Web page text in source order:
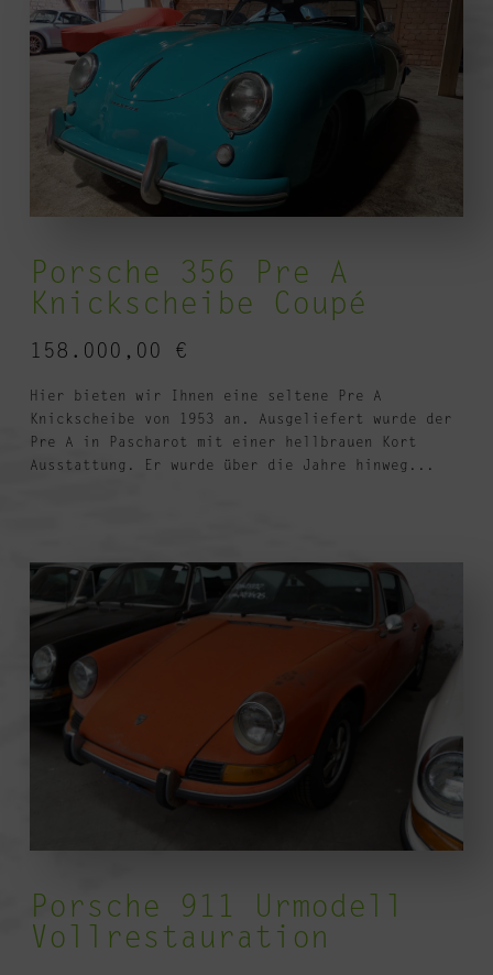
Porsche 356 Pre A
Knickscheibe Coupé
158.000,00 €
Hier bieten wir Ihnen eine seltene Pre A
Knickscheibe von 1953 an. Ausgeliefert wurde der
Pre A in Pascharot mit einer hellbrauen Kort
Ausstattung. Er wurde über die Jahre hinweg...
Porsche 911 Urmodell
Vollrestauration